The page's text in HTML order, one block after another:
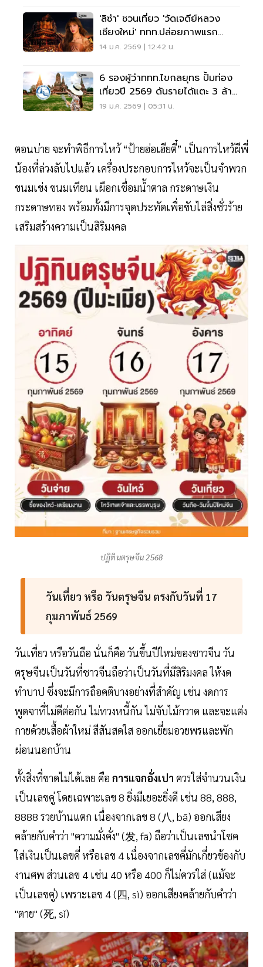
'ลิซ่า' ชวนเที่ยว 'วัดเจดีย์หลวง
เชียงใหม่' ททท.ปล่อยภาพแรก
โปรโมทท่องเที่ยวไทย
14 ม.ค. 2569 | 12:42 น.
6 รองผู้ว่าททท.ไขกลยุทธ ปั้มท่อง
เที่ยวปี 2569 ดันรายได้แตะ 3 ล้าน
ล้าน
19 ม.ค. 2569 | 05:31 น.
ตอนบ่าย จะทำพิธีการไหว้ “ป้ายฮ่อเฮียตี๋” เป็นการไหว้ผีพี่
น้องที่ล่วงลับไปแล้ว เครื่องประกอบการไหว้จะเป็นจำพวก
ขนมเข่ง ขนมเทียน เผือกเชื่อมน้ำตาล กระดาษเงิน
กระดาษทอง พร้อมทั้งมีการจุดประทัดเพื่อขับไล่สิ่งชั่วร้าย
เสริมสร้างความเป็นสิริมงคล
ปฏิทินตรุษจีน 2568
วันเที่ยว หรือ วันตรุษจีน ตรงกับวันที่ 17
กุมภาพันธ์ 2569
วันเที่ยว หรือวันถือ นั่นก็คือ วันขึ้นปีใหม่ของชาวจีน วัน
ตรุษจีนเป็นวันที่ชาวจีนถือว่าเป็นวันที่มีสิริมงคล ให้งด
ทำบาป ซึ่งจะมีการถือคติบางอย่างที่สำคัญ เช่น งดการ
พูดจาที่ไม่ดีต่อกัน ไม่ทวงหนี้กัน ไม่จับไม้กวาด และจะแต่ง
กายด้วยเสื้อผ้าใหม่ สีสันสดใส ออกเยี่ยมอวยพรและพัก
ผ่อนนอกบ้าน
ทั้งสิ่งที่ขาดไม่ได้เลย คือ การแจกอั่งเปา ควรใส่จำนวนเงิน
เป็นเลขคู่ โดยเฉพาะเลข 8 ยิ่งมีเยอะยิ่งดี เช่น 88, 888,
8888 รวยบ้านแตก เนื่องจากเลข 8 (八, bā) ออกเสียง
คล้ายกับคำว่า "ความมั่งคั่ง" (发, fā) ถือว่าเป็นเลขนำโชค
ใส่เงินเป็นเลขคี่ หรือเลข 4 เนื่องจากเลขคี่มักเกี่ยวข้องกับ
งานศพ ส่วนเลข 4 เช่น 40 หรือ 400 ก็ไม่ควรใส่ (แม้จะ
เป็นเลขคู่) เพราะเลข 4 (四, sì) ออกเสียงคล้ายกับคำว่า
"ตาย" (死, sǐ)